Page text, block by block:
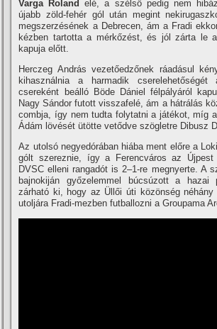
Varga Roland elé, a szélső pedig nem
újabb zöld-fehér gól után megint
megszerzésének a Debrecen, ám a Fradi
kézben tartotta a mérkőzést, és jól zárta le
kapuja előtt.
Herczeg András vezetőedzőnek ráadásul
kihasználnia a harmadik
csereként beálló Böde Dániel félpályáról
Nagy Sándor futott visszafelé, ám a hátrálás
combja, í­gy nem tudta folytatni a játékot, mí­g
Ádám lövését ütötte vetődve szögletre Dibusz
Az utolsó negyedórában hiába ment előre a
gólt szereznie, í­gy a Ferencváros az
DVSC elleni rangadót is 2–1-re megnyerte. A
bajnokiján győzelemmel búcsúzott a hazai
zárható ki, hogy az Üllői úti közönség
utoljára Fradi-mezben futballozni a Groupama